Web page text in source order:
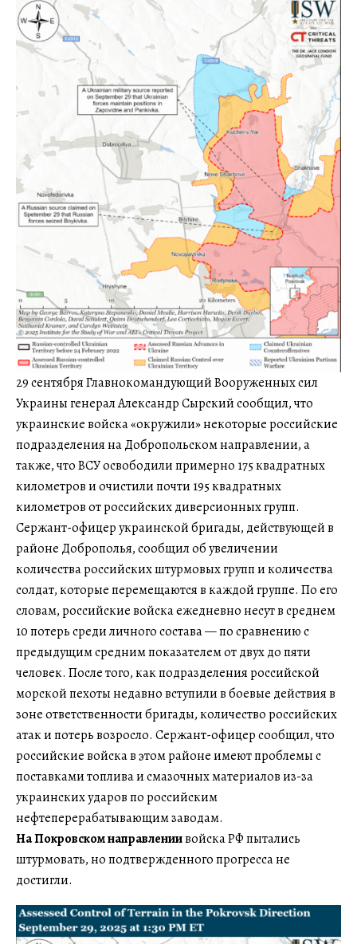
29 сентября Главнокомандующий Вооруженных сил
Украины генерал Александр Сырский сообщил, что
украинские войска «окружили» некоторые российские
подразделения на Добропольском направлении, а
также, что ВСУ освободили примерно 175 квадратных
километров и очистили почти 195 квадратных
километров от российских диверсионных групп.
Сержант-офицер украинской бригады, действующей в
районе Доброполья, сообщил об увеличении
количества российских штурмовых групп и количества
солдат, которые перемещаются в каждой группе. По его
словам, российские войска ежедневно несут в среднем
10 потерь среди личного состава — по сравнению с
предыдущим средним показателем от двух до пяти
человек. После того, как подразделения российской
морской пехоты недавно вступили в боевые действия в
зоне ответственности бригады, количество российских
атак и потерь возросло. Сержант-офицер сообщил, что
российские войска в этом районе имеют проблемы с
поставками топлива и смазочных материалов из-за
украинских ударов по российским
нефтеперерабатывающим заводам.
На Покровском направлениивойска РФ пытались
штурмовать, но подтвержденного прогресса не
достигли.